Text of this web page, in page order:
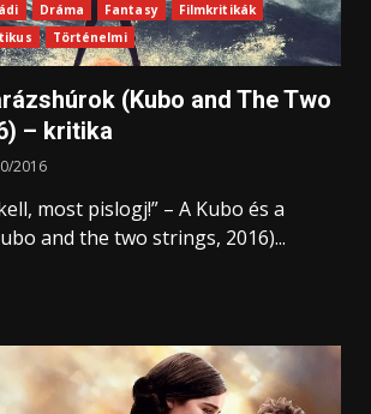
Dráma Fantasy
Filmkritikák
Történelmi
(Kubo and The Two
– kritika
2016
most pislogj!” – A Kubo és a
and the two strings, 2016)...